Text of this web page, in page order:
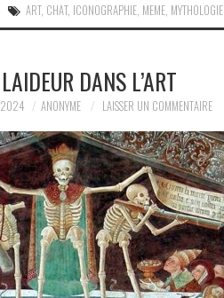
ART, CHAT, ICONOGRAPHIE MEME MYTHOLOGIE
DANS L’ART
2024 ANONYME LAISSER UN COMMENTAIRE